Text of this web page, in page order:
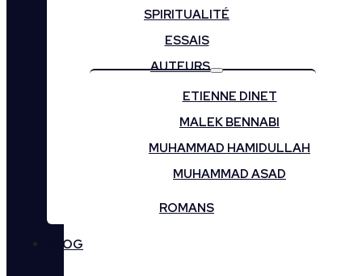
SPIRITUALITÉ
ESSAIS
AUTEURS
ETIENNE DINET
MALEK BENNABI
MUHAMMAD HAMIDULLAH
MUHAMMAD ASAD
ROMANS
BLOG